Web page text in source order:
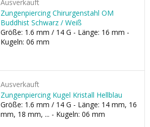
Ausverkauft
Zungenpiercing Chirurgenstahl OM
Buddhist Schwarz / Weiß
Größe: 1.6 mm / 14 G - Länge: 16 mm -
Kugeln: 06 mm
Ausverkauft
Zungenpiercing Kugel Kristall Hellblau
Größe: 1.6 mm / 14 G - Länge: 14 mm, 16
mm, 18 mm, ... - Kugeln: 06 mm